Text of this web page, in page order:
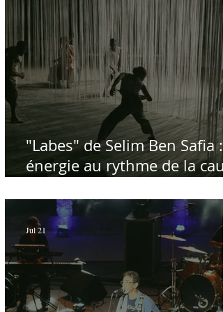
"Labes" de Selim Ben Safia :
énergie au rythme de la
Jul 21